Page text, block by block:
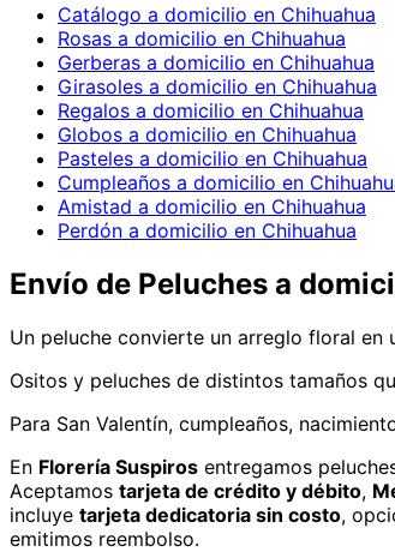
Catálogo a domicilio en Chihuahua
Rosas a domicilio en Chihuahua
Gerberas a domicilio en Chihuahua
Girasoles a domicilio en Chihuahua
Regalos a domicilio en Chihuahua
Globos a domicilio en Chihuahua
Pasteles a domicilio en Chihuahua
Cumpleaños a domicilio en
Amistad a domicilio en Chihuahua
Perdón a domicilio en Chihuahua
Envío de Peluches a
Un peluche convierte un arreglo floral
Ositos y peluches de distintos tamaños
Para San Valentín, cumpleaños,
En Florería Suspiros entregamos
Aceptamos tarjeta de crédito y débito,
incluye tarjeta dedicatoria sin costo,
emitimos reembolso.